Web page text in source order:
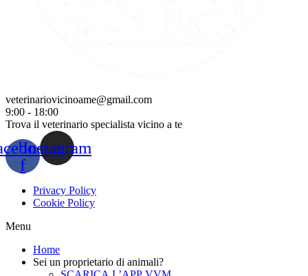
veterinariovicinoame@gmail.com
9:00 - 18:00
Trova il veterinario specialista vicino a te
f
Instagram
Privacy Policy
Cookie Policy
Menu
Home
Sei un proprietario di animali?